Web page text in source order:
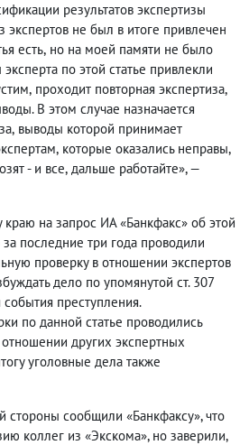
результатов экспертизы
экспертов не был в итоге привлечен
есть, но на моей памяти не было
эксперта по этой статье привлекли
, проходит повторная экспертиза,
В этом случае назначается
, выводы которой принимает
, которые оказались неправы,
- и все, дальше работайте», —
на запрос ИА «Банкфакс» об этой
за последние три года проводили
проверку в отношении экспертов
дело по упомянутой ст. 307
преступления.
по данной статье проводились
других экспертных
уголовные дела также
стороны сообщили «Банкфаксу», что
коллег из «Экскома», но заверили,